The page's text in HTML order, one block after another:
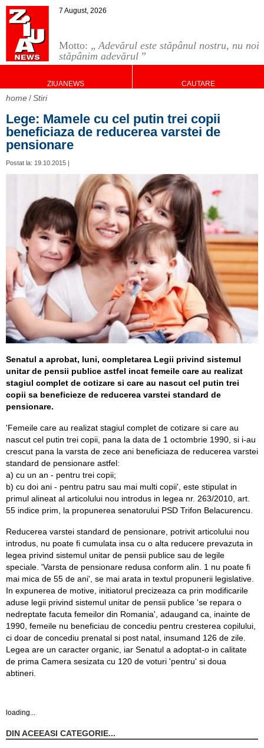
Motto: „Adevărul este stăpânul nostru, nu noi
stăpânim adevărul ”
7 August, 2026
ZIUANEWS CAUTARE
home Stiri
Lege: Mamele cu cel putin trei copii
beneficiaza de reducerea varstei de
pensionare
Postat la: 19.10.2015 |
Senatul a aprobat, luni, completarea Legii privind sistemul
unitar de pensii publice astfel incat femeile care au realizat
stagiul complet de cotizare si care au nascut cel putin trei
copii sa beneficieze de reducerea varstei standard de
pensionare.
'Femeile care au realizat stagiul complet de cotizare si care au
nascut cel putin trei copii, pana la data de 1 octombrie 1990, si i-au
crescut pana la varsta de zece ani beneficiaza de reducerea varstei
standard de pensionare astfel:
a) cu un an - pentru trei copii;
b) cu doi ani - pentru patru sau mai multi copii', este stipulat in
primul alineat al articolului nou introdus in legea nr. 263/2010, art.
55 indice prim, la propunerea senatorului PSD Trifon Belacurencu.
Reducerea varstei standard de pensionare, potrivit articolului nou
introdus, nu poate fi cumulata insa cu o alta reducere prevazuta in
legea privind sistemul unitar de pensii publice sau de legile
speciale. 'Varsta de pensionare redusa conform alin. 1 nu poate fi
mai mica de 55 de ani', se mai arata in textul propunerii legislative.
In expunerea de motive, initiatorul precizeaza ca prin modificarile
aduse legii privind sistemul unitar de pensii publice 'se repara o
nedreptate facuta femeilor din Romania', adaugand ca, inainte de
1990, femeile nu beneficiau de concediu pentru cresterea copilului,
ci doar de concediu prenatal si post natal, insumand 126 de zile.
Legea are un caracter organic, iar Senatul a adoptat-o in calitate
de prima Camera sesizata cu 120 de voturi 'pentru' si doua
abtineri.
loading...
DIN ACEEASI CATEGORIE...